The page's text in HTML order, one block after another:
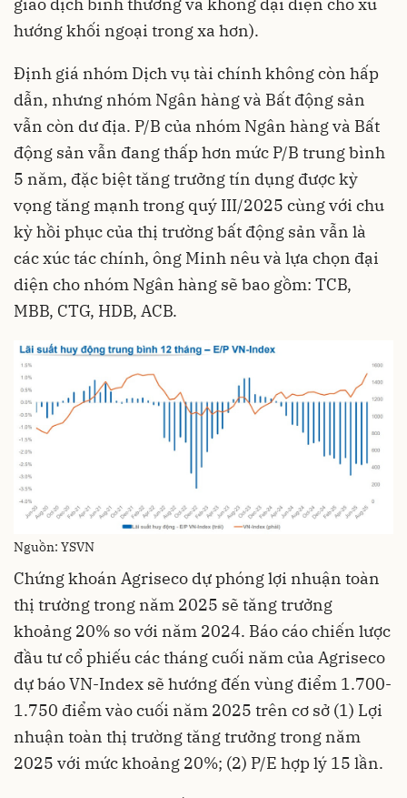
hướng khối ngoại trong xa hơn).
Định giá nhóm Dịch vụ tài chính không còn hấp
dẫn, nhưng nhóm Ngân hàng và Bất động sản
vẫn còn dư địa. P/B của nhóm Ngân hàng và Bất
động sản vẫn đang thấp hơn mức P/B trung bình
5 năm, đặc biệt tăng trưởng tín dụng được kỳ
vọng tăng mạnh trong quý III/2025 cùng với chu
kỳ hồi phục của thị trường bất động sản vẫn là
các xúc tác chính, ông Minh nêu và lựa chọn đại
diện cho nhóm Ngân hàng sẽ bao gồm: TCB,
MBB, CTG, HDB, ACB.
Nguồn: YSVN
Chứng khoán Agriseco dự phóng lợi nhuận toàn
thị trường trong năm 2025 sẽ tăng trưởng
khoảng 20% so với năm 2024. Báo cáo chiến lược
đầu tư cổ phiếu các tháng cuối năm của Agriseco
dự báo VN-Index sẽ hướng đến vùng điểm 1.700-
1.750 điểm vào cuối năm 2025 trên cơ sở (1) Lợi
nhuận toàn thị trường tăng trưởng trong năm
2025 với mức khoảng 20%; (2) P/E hợp lý 15 lần.